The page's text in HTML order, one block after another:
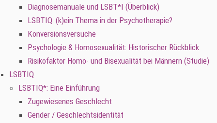
Diagnosemanuale und LSBT*I (Überblick)
LSBTIQ: (k)ein Thema in der Psychotherapie?
Konversionsversuche
Psychologie & Homosexualität: Historischer Rückblick
Risikofaktor Homo- und Bisexualität bei Männern (Studie)
LSBTIQ
LSBTIQ*: Eine Einführung
Zugewiesenes Geschlecht
Gender / Geschlechtsidentität